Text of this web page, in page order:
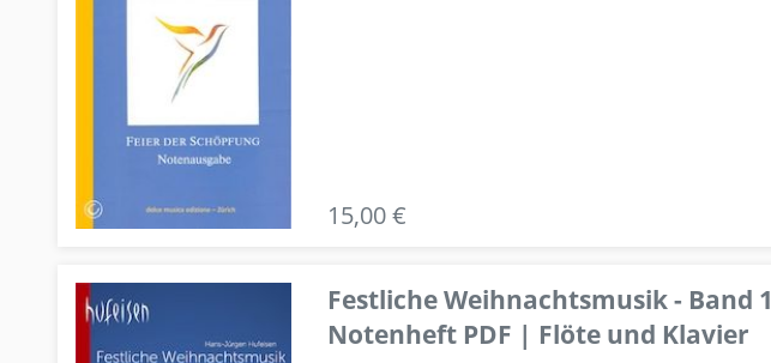
15,00 €
Festliche Weihnachtsmusik - Band 1
Notenheft PDF | Flöte und Klavier